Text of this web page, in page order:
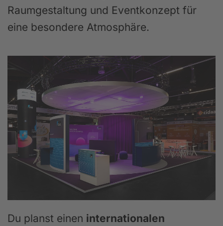
Raumgestaltung und Eventkonzept für
eine besondere Atmosphäre.
Du planst einen internationalen